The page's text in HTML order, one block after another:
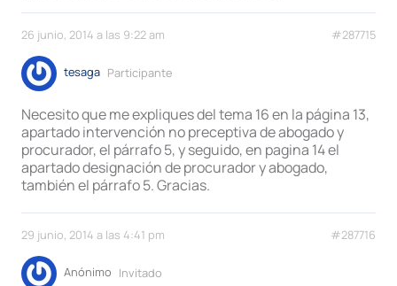
26 junio, 2014 a las 9:22 am #287715
tesaga Participante
Necesito que me expliques del tema 16 en la página 13,
apartado intervención no preceptiva de abogado y
procurador, el párrafo 5, y seguido, en pagina 14 el
apartado designación de procurador y abogado,
también el párrafo 5. Gracias.
29 junio, 2014 a las 4:41 pm #287716
Anónimo Invitado